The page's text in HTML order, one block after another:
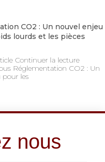
CO2 : Un nouvel enjeu
lourds et les pièces
Continuer la lecture
Réglementation CO2 : Un
pour les
nous